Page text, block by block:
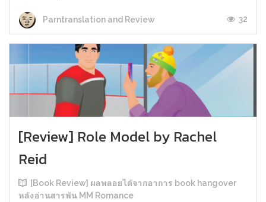
Parntranslation and Review 32
[Review] Role Model by Rachel
Reid
[Book Review] ผลพลอยได้จากอาการ book hangover
หลังอ่านสารพัน MM Romance